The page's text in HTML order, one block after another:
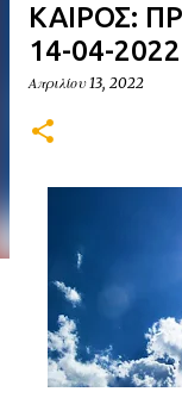
ΚΑΙΡΟΣ:
14-04-2022
Απριλίου 13, 2022